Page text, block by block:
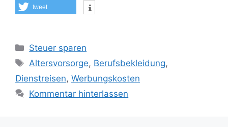
tweet
Kategorien
Steuer sparen
Schlagwörter
Altersvorsorge, Berufsbekleidung,
Dienstreisen, Werbungskosten
Kommentar hinterlassen